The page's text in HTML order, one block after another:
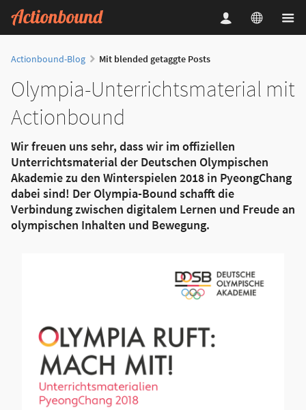
Actionbound-Blog Mit blended getaggte Posts
Olympia-Unterrichtsmaterial mit
Actionbound
Wir freuen uns sehr, dass wir im offiziellen
Unterrichtsmaterial der Deutschen Olympischen
Akademie zu den Winterspielen 2018 in PyeongChang
dabei sind! Der Olympia-Bound schafft die
Verbindung zwischen digitalem Lernen und Freude an
olympischen Inhalten und Bewegung.